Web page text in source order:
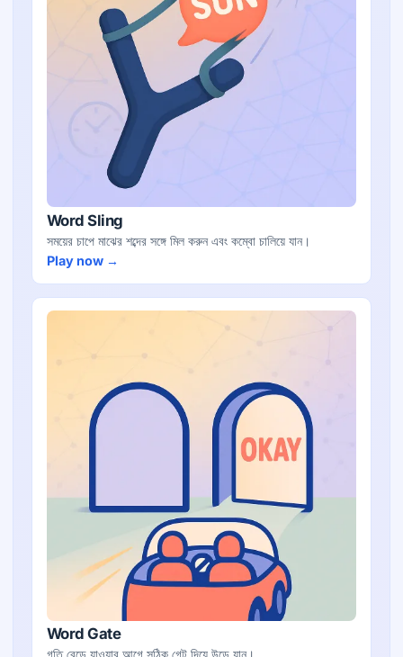
Word Sling
সময়ের চাপে মাঝের শব্দের সঙ্গে মিল করুন এবং কম্বো চালিয়ে যান।
Play now →
Word Gate